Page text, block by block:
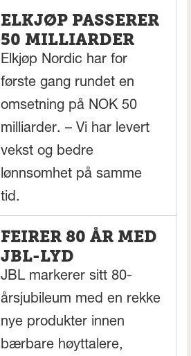
ELKJØP PASSERER
50 MILLIARDER
Elkjøp Nordic har for
første gang rundet en
omsetning på NOK 50
milliarder. – Vi har levert
vekst og bedre
lønnsomhet på samme
tid.
FEIRER 80 ÅR MED
JBL-LYD
JBL markerer sitt 80-
årsjubileum med en rekke
nye produkter innen
bærbare høyttalere,